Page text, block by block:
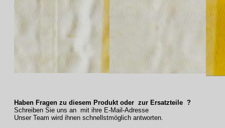
Haben Fragen zu diesem Produkt oder zur Ersatzteile ?
Schreiben Sie uns an mit ihre E-Mail-Adresse
Unser Team wird ihnen schnellstmöglich antworten.